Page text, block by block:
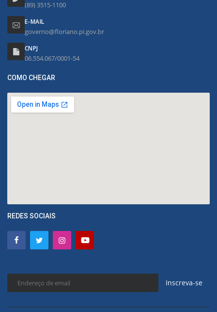
(89) 3515-1100
E-MAIL
governo@floriano.pi.gov.br
CNPJ
06.554.067/0001-54
COMO CHEGAR
REDES SOCIAIS
Inscreva-se